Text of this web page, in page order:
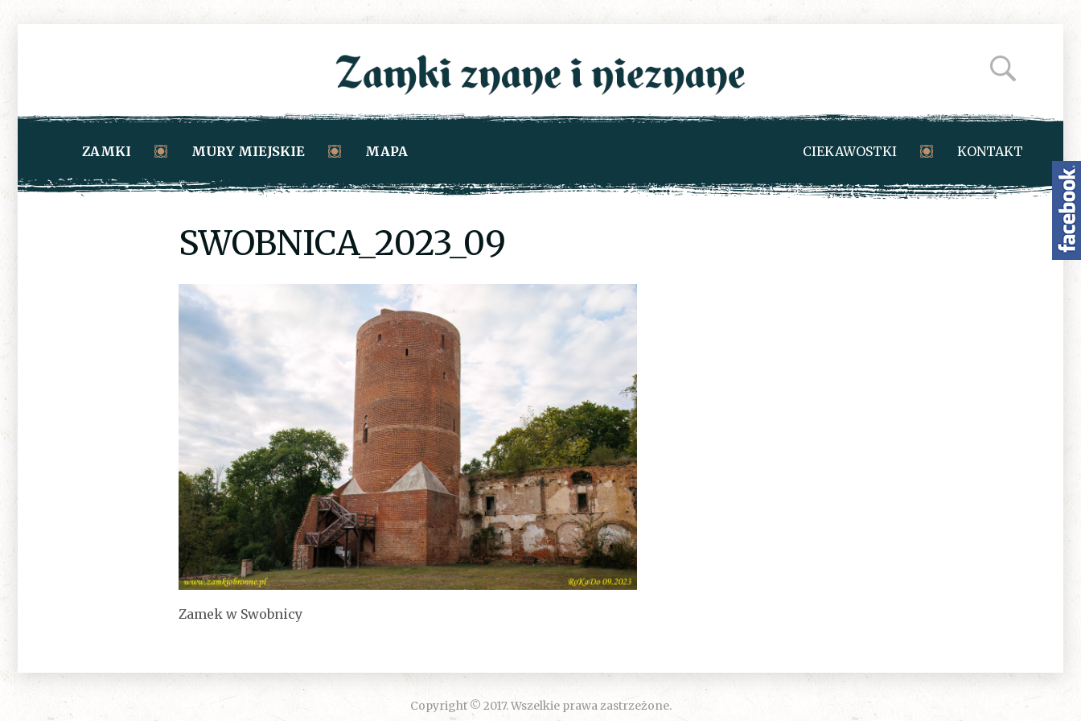
ZAMKI MURY MIEJSKIE MAPA CIEKAWOSTKI KONTAKT
SWOBNICA_2023_09
Zamek w Swobnicy
Copyright © 2017. Wszelkie prawa zastrzeżone.